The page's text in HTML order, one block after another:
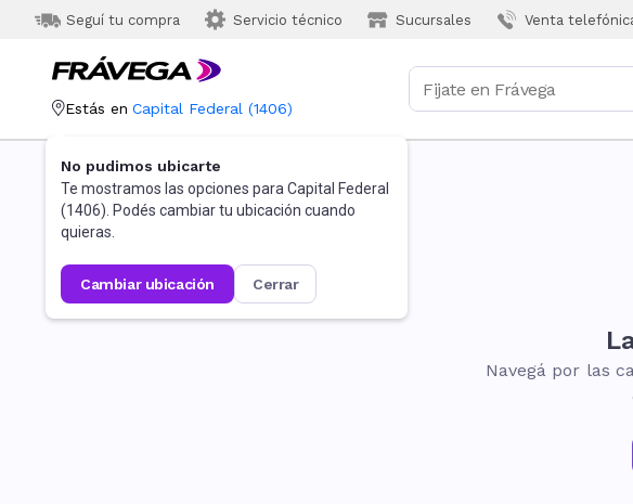
Seguí tu compra Servicio técnico Sucursales Venta
Estás en Capital Federal (1406)
No pudimos ubicarte
Te mostramos las opciones para Capital Federal
(1406). Podés cambiar tu ubicación cuando
quieras.
cambiar ubicación cerrar
Navegá por las